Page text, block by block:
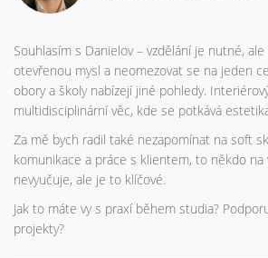
Souhlasím s Danielov – vzdělání je nutné,
otevřenou mysl a neomezovat se na jeden
obory a školy nabízejí jiné pohledy.
multidisciplinární věc, kde se potkává
Za mě bych radil také nezapomínat na soft
komunikace a práce s klientem, to někdo na
nevyučuje, ale je to klíčové.
Jak to máte vy s praxí během studia?
projekty?